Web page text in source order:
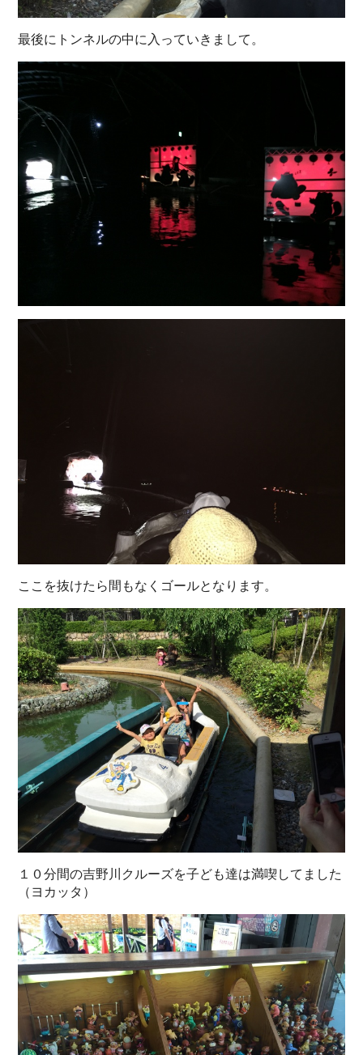
最後にトンネルの中に入っていきまして。
ここを抜けたら間もなくゴールとなります。
１０分間の吉野川クルーズを子ども達は満喫してました
（ヨカッタ）